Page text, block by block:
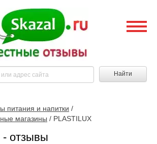
Найти
питания и напитки /
магазины / PLASTILUX
- отзывы